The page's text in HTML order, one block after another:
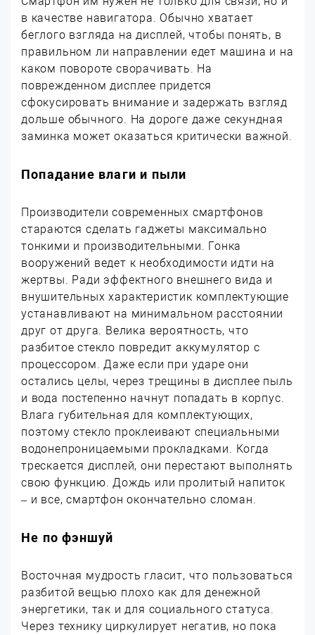
в качестве навигатора. Обычно хватает
беглого взгляда на дисплей, чтобы понять, в
правильном ли направлении едет машина и на
каком повороте сворачивать. На
поврежденном дисплее придется
сфокусировать внимание и задержать взгляд
дольше обычного. На дороге даже секундная
заминка может оказаться критически важной.
Попадание влаги и пыли
Производители современных смартфонов
стараются сделать гаджеты максимально
тонкими и производительными. Гонка
вооружений ведет к необходимости идти на
жертвы. Ради эффектного внешнего вида и
внушительных характеристик комплектующие
устанавливают на минимальном расстоянии
друг от друга. Велика вероятность, что
разбитое стекло повредит аккумулятор с
процессором. Даже если при ударе они
остались целы, через трещины в дисплее пыль
и вода постепенно начнут попадать в корпус.
Влага губительная для комплектующих,
поэтому стекло проклеивают специальными
водонепроницаемыми прокладками. Когда
трескается дисплей, они перестают выполнять
свою функцию. Дождь или пролитый напиток
– и все, смартфон окончательно сломан.
Не по фэншуй
Восточная мудрость гласит, что пользоваться
разбитой вещью плохо как для денежной
энергетики, так и для социального статуса.
Через технику циркулирует негатив, но пока